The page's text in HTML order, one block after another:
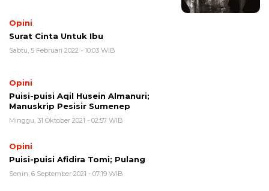
Opini
Surat Cinta Untuk Ibu
Sabtu, 5 Februari 2022 - 10:03 WIB
Opini
Puisi-puisi Aqil Husein Almanuri;
Manuskrip Pesisir Sumenep
Minggu, 31 Oktober 2021 - 02:57 WIB
Opini
Puisi-puisi Afidira Tomi; Pulang
Senin, 6 September 2021 - 07:19 WIB